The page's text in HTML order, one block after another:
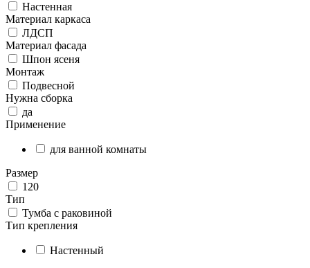
Настенная
Материал каркаса
ЛДСП
Материал фасада
Шпон ясеня
Монтаж
Подвесной
Нужна сборка
да
Применение
для ванной комнаты
Размер
120
Тип
Тумба с раковиной
Тип крепления
Настенный